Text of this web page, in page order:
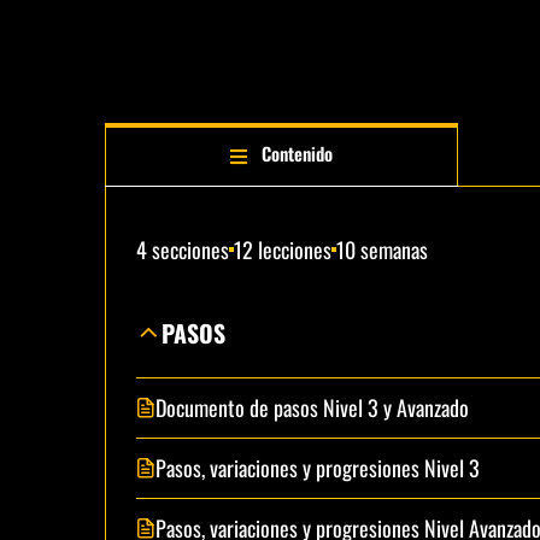
Contenido
4 secciones12 lecciones10 semanas
PASOS
Documento de pasos Nivel 3 y Avanzado
Pasos, variaciones y progresiones Nivel 3
Pasos, variaciones y progresiones Nivel Avanzado